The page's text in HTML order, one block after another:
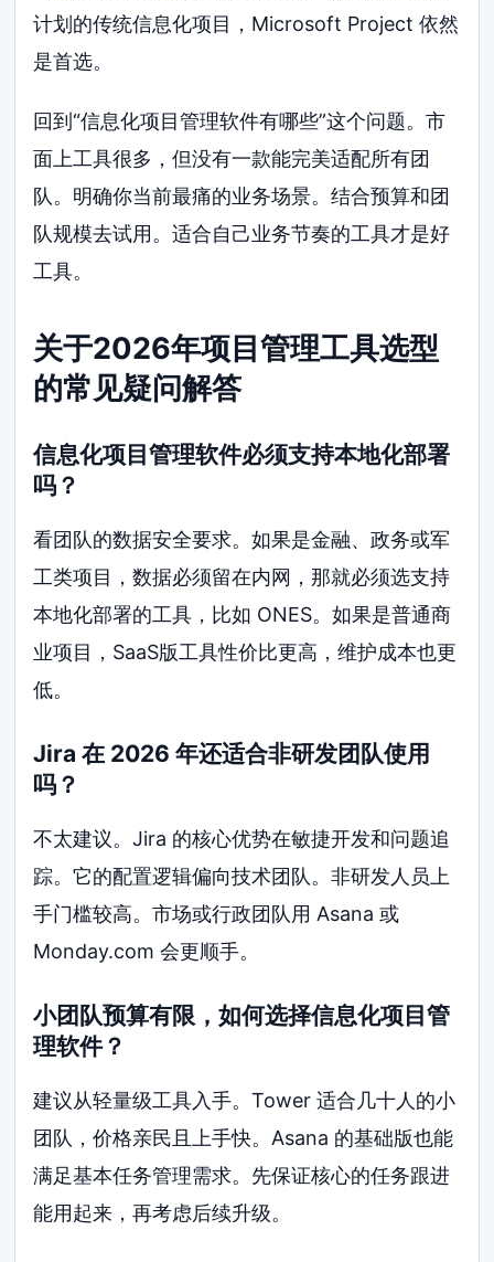
计划的传统信息化项目，Microsoft Project 依然
是首选。
回到“信息化项目管理软件有哪些”这个问题。市
面上工具很多，但没有一款能完美适配所有团
队。明确你当前最痛的业务场景。结合预算和团
队规模去试用。适合自己业务节奏的工具才是好
工具。
关于2026年项目管理工具选型
的常见疑问解答
信息化项目管理软件必须支持本地化部署
吗？
看团队的数据安全要求。如果是金融、政务或军
工类项目，数据必须留在内网，那就必须选支持
本地化部署的工具，比如 ONES。如果是普通商
业项目，SaaS版工具性价比更高，维护成本也更
低。
Jira 在 2026 年还适合非研发团队使用
吗？
不太建议。Jira 的核心优势在敏捷开发和问题追
踪。它的配置逻辑偏向技术团队。非研发人员上
手门槛较高。市场或行政团队用 Asana 或
Monday.com 会更顺手。
小团队预算有限，如何选择信息化项目管
理软件？
建议从轻量级工具入手。Tower 适合几十人的小
团队，价格亲民且上手快。Asana 的基础版也能
满足基本任务管理需求。先保证核心的任务跟进
能用起来，再考虑后续升级。